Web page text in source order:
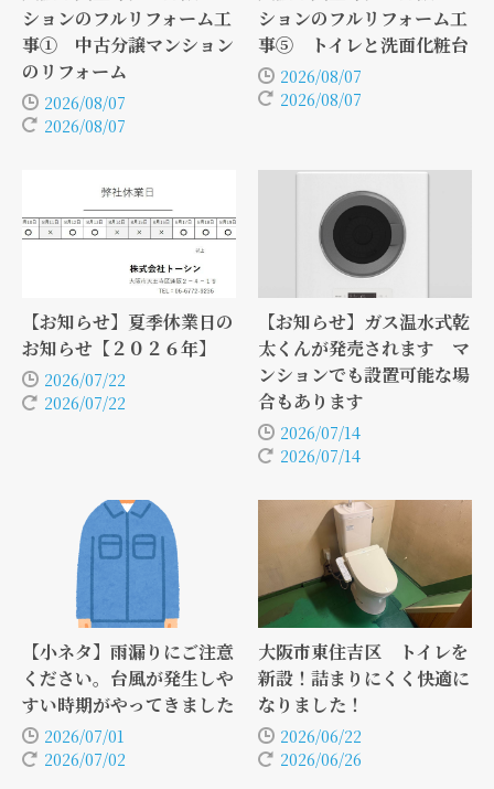
ションのフルリフォーム工
事① 中古分譲マンション
のリフォーム
2026/08/07
2026/08/07
ションのフルリフォーム工
事⑤ トイレと洗面化粧台
2026/08/07
2026/08/07
【お知らせ】夏季休業日の
お知らせ【２０２６年】
2026/07/22
2026/07/22
【お知らせ】ガス温水式乾
太くんが発売されます マ
ンションでも設置可能な場
合もあります
2026/07/14
2026/07/14
【小ネタ】雨漏りにご注意
ください。台風が発生しや
すい時期がやってきました
2026/07/01
2026/07/02
大阪市東住吉区 トイレを
新設！詰まりにくく快適に
なりました！
2026/06/22
2026/06/26